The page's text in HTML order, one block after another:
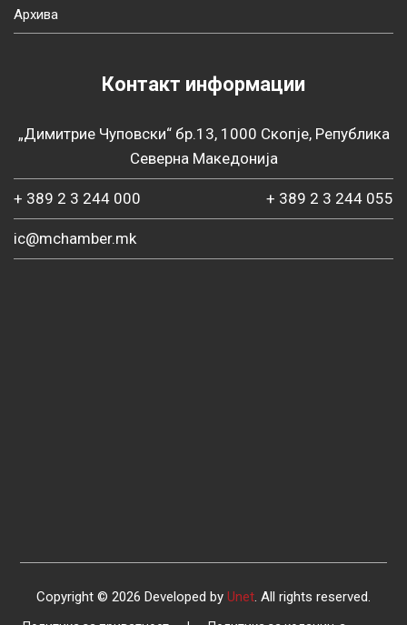
Архива
Контакт информации
„Димитрие Чуповски“ бр.13, 1000 Скопје, Република
Северна Македонија
+ 389 2 3 244 000 + 389 2 3 244 055
ic@mchamber.mk
Copyright © 2026 Developed by Unet . All rights reserved.